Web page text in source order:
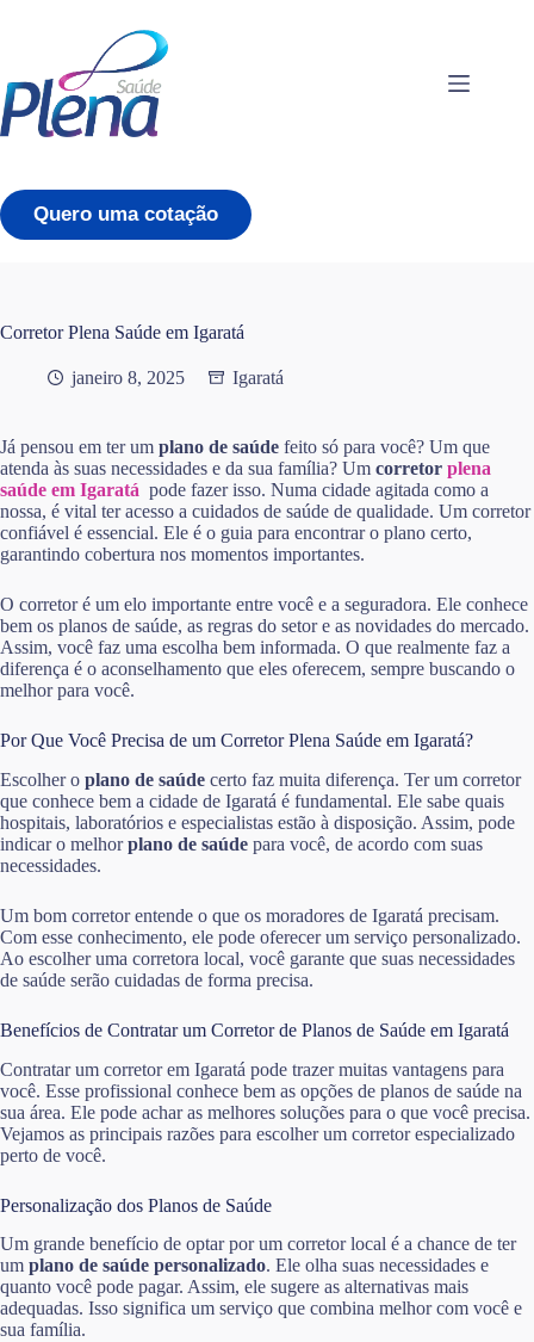
conteúdo
Quero uma cotação
Corretor Plena Saúde em Igaratá
janeiro 8, 2025 Igaratá
Já pensou em ter um plano de saúde feito só para você? Um que
atenda às suas necessidades e da sua família? Um corretor plena
saúde em Igaratá pode fazer isso. Numa cidade agitada como a
nossa, é vital ter acesso a cuidados de saúde de qualidade. Um corretor
confiável é essencial. Ele é o guia para encontrar o plano certo,
garantindo cobertura nos momentos importantes.
O corretor é um elo importante entre você e a seguradora. Ele conhece
bem os planos de saúde, as regras do setor e as novidades do mercado.
Assim, você faz uma escolha bem informada. O que realmente faz a
diferença é o aconselhamento que eles oferecem, sempre buscando o
melhor para você.
Por Que Você Precisa de um Corretor Plena Saúde em Igaratá?
Escolher o plano de saúde certo faz muita diferença. Ter um corretor
que conhece bem a cidade de Igaratá é fundamental. Ele sabe quais
hospitais, laboratórios e especialistas estão à disposição. Assim, pode
indicar o melhorplano de saúde para você, de acordo com suas
necessidades.
Um bom corretor entende o que os moradores de Igaratá precisam.
Com esse conhecimento, ele pode oferecer um serviço personalizado.
Ao escolher uma corretora local, você garante que suas necessidades
de saúde serão cuidadas de forma precisa.
Benefícios de Contratar um Corretor de Planos de Saúde em Igaratá
Contratar um corretor em Igaratá pode trazer muitas vantagens para
você. Esse profissional conhece bem as opções de planos de saúde na
sua área. Ele pode achar as melhores soluções para o que você precisa.
Vejamos as principais razões para escolher um corretor especializado
perto de você.
Personalização dos Planos de Saúde
Um grande benefício de optar por um corretor local é a chance de ter
um plano de saúde personalizado. Ele olha suas necessidades e
quanto você pode pagar. Assim, ele sugere as alternativas mais
adequadas. Isso significa um serviço que combina melhor com você e
sua família.